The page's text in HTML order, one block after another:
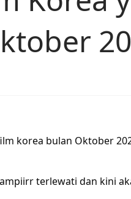
korea bulan Oktober
terlewati dan kini